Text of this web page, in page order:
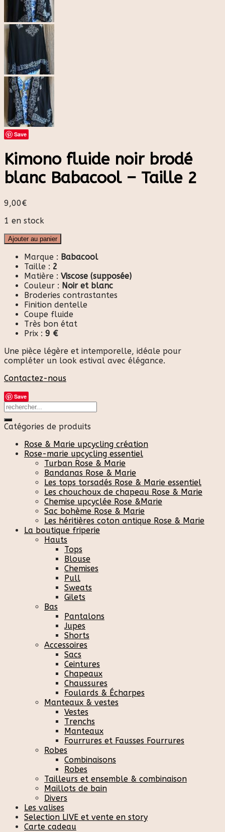
Save
Kimono fluide noir brodé
blanc Babacool – Taille 2
9,00€
1 en stock
Ajouter au panier
Marque : Babacool
Taille : 2
Matière : Viscose (supposée)
Couleur : Noir et blanc
Broderies contrastantes
Finition dentelle
Coupe fluide
Très bon état
Prix : 9 €
Une pièce légère et intemporelle, idéale pour
compléter un look estival avec élégance.
Contactez-nous
Save
Catégories de produits
Rose & Marie upcycling création
Rose-marie upcycling essentiel
Turban Rose & Marie
Bandanas Rose & Marie
Les tops torsadés Rose & Marie essentiel
Les chouchoux de chapeau Rose & Marie
Chemise upcyclée Rose &Marie
Sac bohème Rose & Marie
Les héritières coton antique Rose & Marie
La boutique friperie
Hauts
Tops
Blouse
Chemises
Pull
Sweats
Gilets
Bas
Pantalons
Jupes
Shorts
Accessoires
Sacs
Ceintures
Chapeaux
Chaussures
Foulards & Écharpes
Manteaux & vestes
Vestes
Trenchs
Manteaux
Fourrures et Fausses Fourrures
Robes
Combinaisons
Robes
Tailleurs et ensemble & combinaison
Maillots de bain
Divers
Les valises
Selection LIVE et vente en story
Carte cadeau